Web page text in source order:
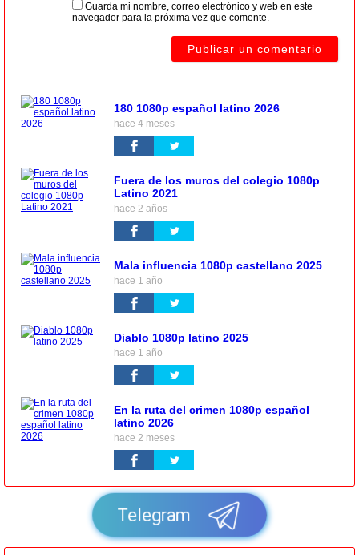
Guarda mi nombre, correo electrónico y web en este
navegador para la próxima vez que comente.
180 1080p español latino 2026
hace 4 meses
Fuera de los muros del colegio 1080p
Latino 2021
hace 2 años
Mala influencia 1080p castellano 2025
hace 1 año
Diablo 1080p latino 2025
hace 1 año
En la ruta del crimen 1080p español
latino 2026
hace 2 meses
Telegram